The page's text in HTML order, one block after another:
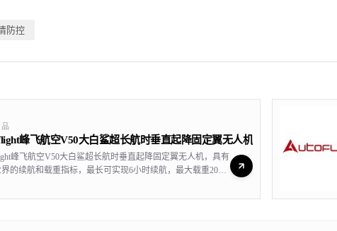
防控
峰飞航空V50大白鲨超长航时垂直起降固定翼无人机
峰飞航空V50大白鲨超长航时垂直起降固定翼无人机，具有
的续航和载重指标，最长可实现6小时续航，最大载重20公